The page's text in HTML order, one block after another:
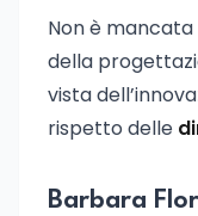
Non è mancata
della
vista
rispetto delle
Barbara